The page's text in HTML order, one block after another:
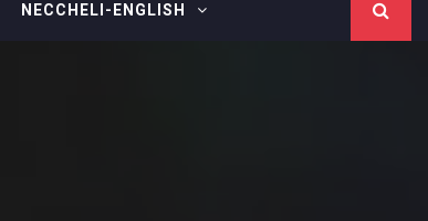
NECCHELI-ENGLISH